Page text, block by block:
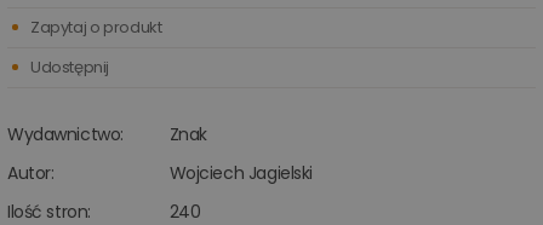
Wydawnictwo:
Znak
Autor:
Wojciech Jagielski
Ilość stron:
240
Zapytaj o produkt
Udostępnij